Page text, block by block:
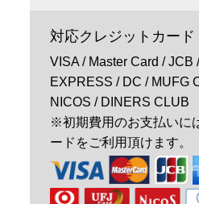
対応クレジットカード
VISA / Master Card / JCB
EXPRESS / DC / MUFG
NICOS / DINERS CLUB
※初期費用のお支払いに
ードをご利用頂けます。